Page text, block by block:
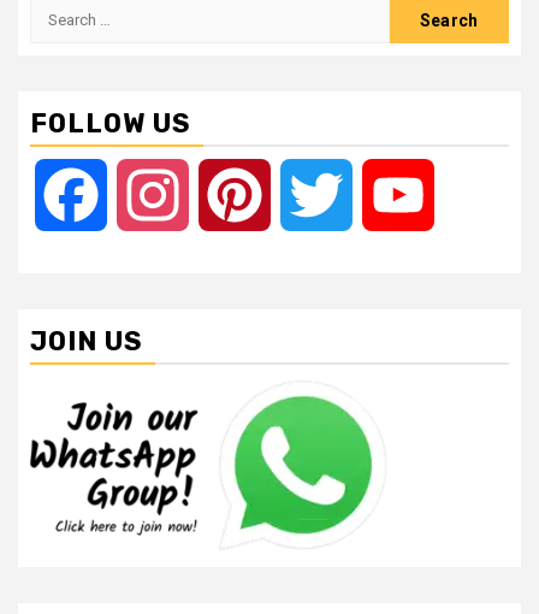
Search
FOLLOW US
Facebook Instagram Pinterest Twitter
JOIN US